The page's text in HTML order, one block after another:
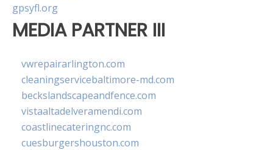
gpsyfl.org
MEDIA PARTNER III
vwrepairarlington.com
cleaningservicebaltimore-md.com
beckslandscapeandfence.com
vistaaltadelveramendi.com
coastlinecateringnc.com
cuesburgershouston.com